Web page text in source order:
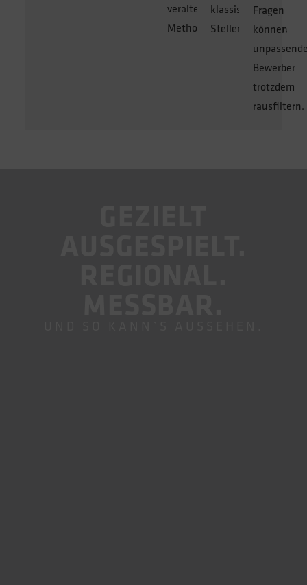
veralteten
Methoden.
klassischen
Stellenanzeigen.
Fragen
können
Bewerber
trotzdem
rausfiltern.